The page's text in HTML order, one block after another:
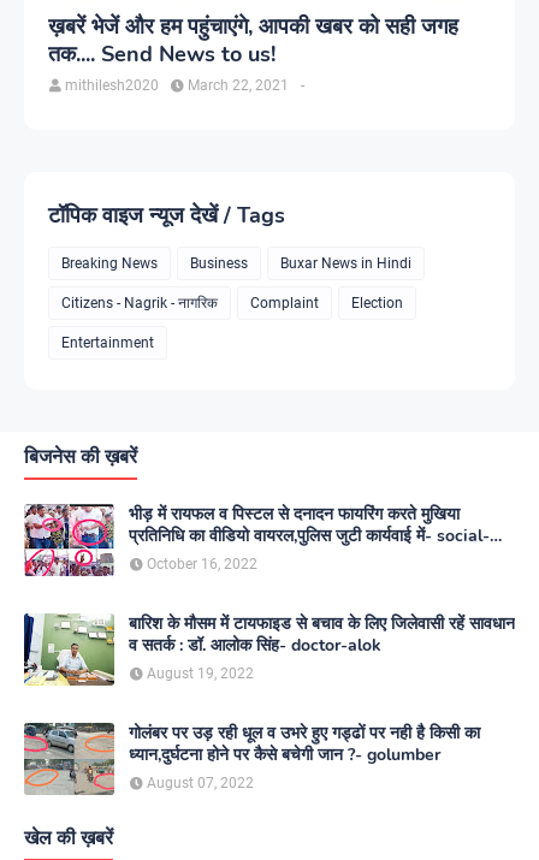
ख़बरें भेजें और हम पहुंचाएंगे, आपकी खबर को सही जगह
तक.... Send News to us!
mithilesh2020 -
March 22, 2021
टॉपिक वाइज न्यूज देखें / Tags
Breaking News Business Buxar News in Hindi
Citizens - Nagrik - नागरिक Complaint Election
Entertainment
बिजनेस की ख़बरें
भीड़ में रायफल व पिस्टल से दनादन फायरिंग करते मुखिया
प्रतिनिधि का वीडियो वायरल,पुलिस जुटी कार्यवाई में- social-
media
October 16, 2022
बारिश के मौसम में टायफाइड से बचाव के लिए जिलेवासी रहें सावधान
व सतर्क : डॉ. आलोक सिंह- doctor-alok
August 19, 2022
गोलंबर पर उड़ रही धूल व उभरे हुए गड्ढों पर नही है किसी का
ध्यान,दुर्घटना होने पर कैसे बचेगी जान ?- golumber
August 07, 2022
खेल की ख़बरें